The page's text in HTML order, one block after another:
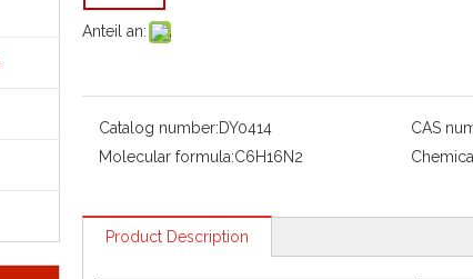
Anteil an:
Catalog number:DY0414 CAS
Molecular formula:C6H16N2
Product Description